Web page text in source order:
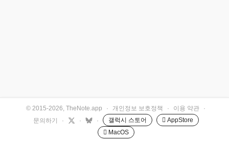
© 2015-2026, TheNote.app · 개인정보 보호정책 · 이용 약관
·
문의하기
· · · 갤럭시 스토어
 AppStore
 MacOS